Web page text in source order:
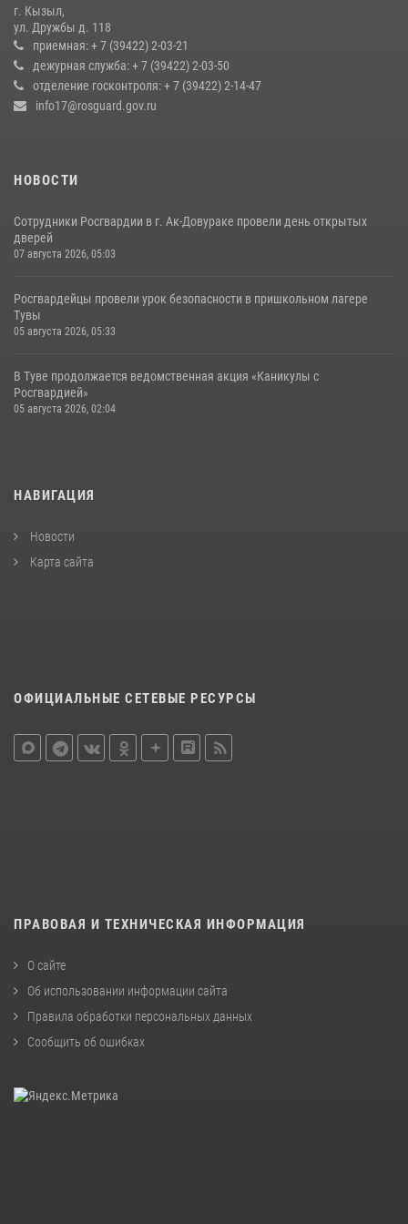
Кызылчанин поблагодарил сотрудников Росгвардии за
оперативное реагирование в решении конфликтной ситуации
17 июля 2026, 07:22 1
г. Кызыл,
ул. Дружбы д. 118
приемная: + 7 (39422) 2-03-21
дежурная служба: + 7 (39422) 2-03-50
отделение госконтроля: + 7 (39422) 2-14-47
info17@rosguard.gov.ru
НОВОСТИ
Сотрудники Росгвардии в г. Ак-Довураке провели день открытых
дверей
07 августа 2026, 05:03
Росгвардейцы провели урок безопасности в пришкольном лагере
Тувы
05 августа 2026, 05:33
В Туве продолжается ведомственная акция «Каникулы с
Росгвардией»
05 августа 2026, 02:04
НАВИГАЦИЯ
Новости
Карта сайта
ОФИЦИАЛЬНЫЕ СЕТЕВЫЕ РЕСУРСЫ
ПРАВОВАЯ И ТЕХНИЧЕСКАЯ ИНФОРМАЦИЯ
О сайте
Об использовании информации сайта
Правила обработки персональных данных
Сообщить об ошибках